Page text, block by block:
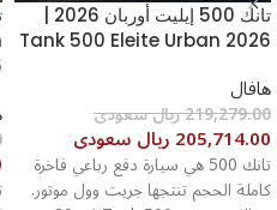
تانك 500 إيليت أوربان 2026 |
Tank 500 Eleite Urban 2026
هافال
219,279.00 ريال سعودى
205,714.00 ريال سعودى
تانك 500 هي سيارة دفع رباعي فاخرة
كاملة الحجم تنتجها جريت وول موتور.